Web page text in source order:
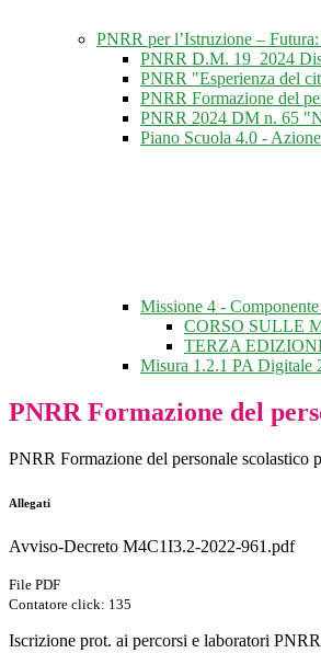
PNRR per l’Istruzione –
PNRR D.M. 19_2024
PNRR "Esperienza del
PNRR Formazione del
PNRR 2024 DM n. 65
Piano Scuola 4.0 -
Missione 4 -
CORSO SULLE
TERZA
Misura 1.2.1 PA Digitale
PNRR Formazione del
PNRR Formazione del personale
Allegati
Avviso-Decreto M4C1I3.2-2022-961.pdf
File PDF
Contatore click: 135
Iscrizione prot. ai percorsi e laboratori